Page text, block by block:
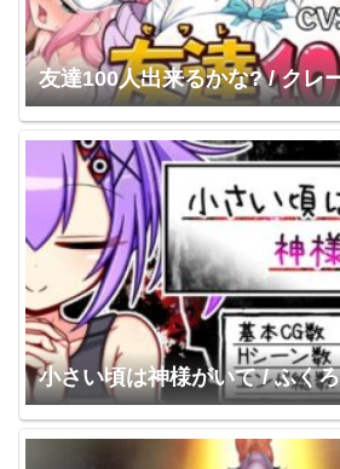
友達100人出来るかな? / クレ
小さい頃は神様がいて / ふく